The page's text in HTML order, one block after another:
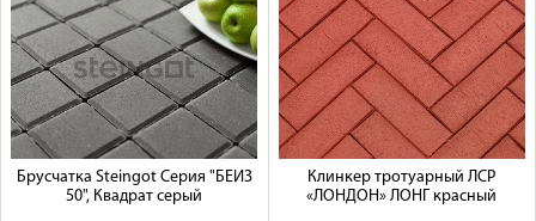
Брусчатка Steingot Серия "БЕЙЗ
50", Квадрат серый
Клинкер тротуарный ЛСР
«ЛОНДОН» ЛОНГ красный